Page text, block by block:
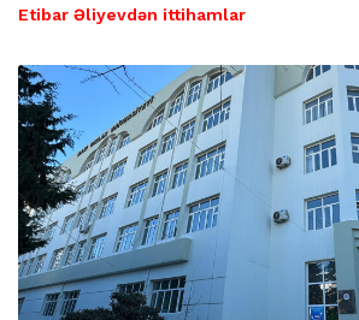
Etibar Əliyevdən ittihamlar